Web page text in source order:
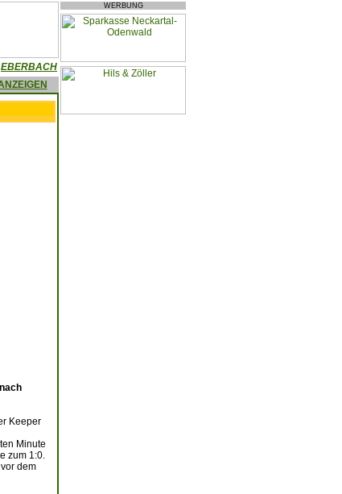
EBERBACH
Keeper
Minute
zum 1:0.
dem
WERBUNG